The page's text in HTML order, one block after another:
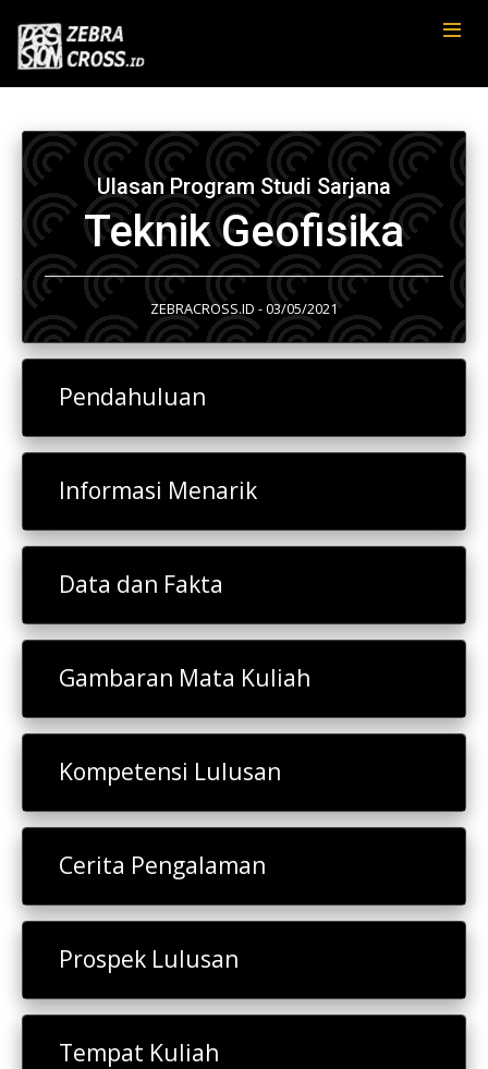
Ulasan Program Studi Sarjana
Teknik Geofisika
ZEBRACROSS.ID - 03/05/2021
Pendahuluan
Informasi Menarik
Data dan Fakta
Gambaran Mata Kuliah
Kompetensi Lulusan
Cerita Pengalaman
Prospek Lulusan
Tempat Kuliah